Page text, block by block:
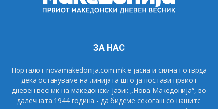
ЗА НАС
Порталот novamakedonija.com.mk е јасна и силна потврда
дека остануваме на линијата што ја постави првиот
дневен весник на македонски јазик „Нова Македонија“, во
далечната 1944 година - да бидеме секогаш со нашите